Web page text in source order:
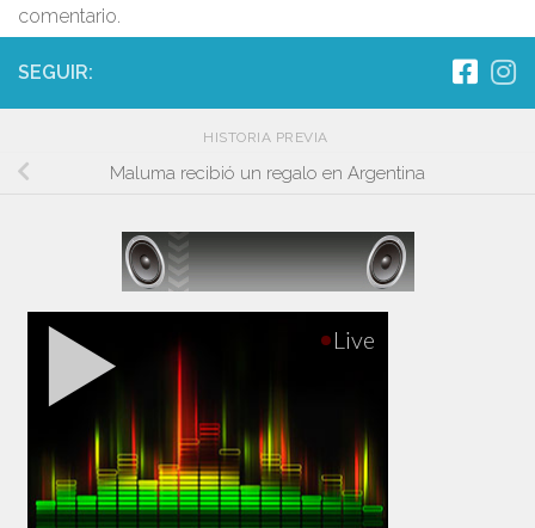
comentario.
SEGUIR:
HISTORIA PREVIA
Maluma recibió un regalo en Argentina